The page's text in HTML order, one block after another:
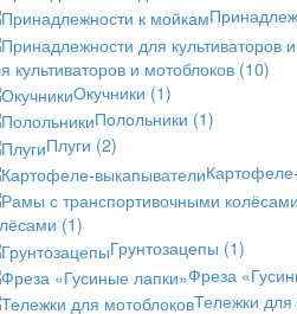
культиваторов и мотоблоков (10)
Окучники (1)
Полольники (1)
Плуги (2)
(1)
Грунтозацепы (1)
Фреза
Тележки для